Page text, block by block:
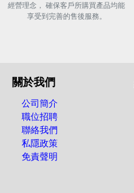
經營理念， 確保客戶所購買產品均能
享受到完善的售後服務。
關於我們
公司簡介
職位招聘
聯絡我們
私隱政策
免責聲明